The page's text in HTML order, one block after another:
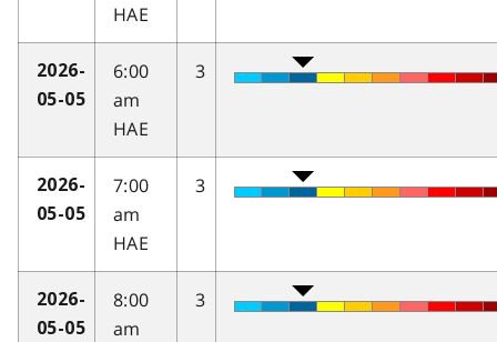
HAE
2026-
05-05
6:00
am
HAE
3
2026-
05-05
7:00
am
HAE
3
2026-
05-05
8:00
am
3